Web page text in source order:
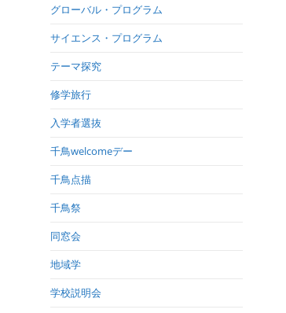
グローバル・プログラム
サイエンス・プログラム
テーマ探究
修学旅行
入学者選抜
千鳥welcomeデー
千鳥点描
千鳥祭
同窓会
地域学
学校説明会